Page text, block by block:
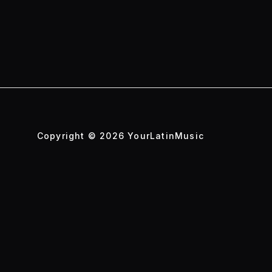
Copyright © 2026 YourLatinMusic